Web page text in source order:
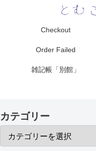
Checkout
Order Failed
雑記帳「別館」
カテゴリー